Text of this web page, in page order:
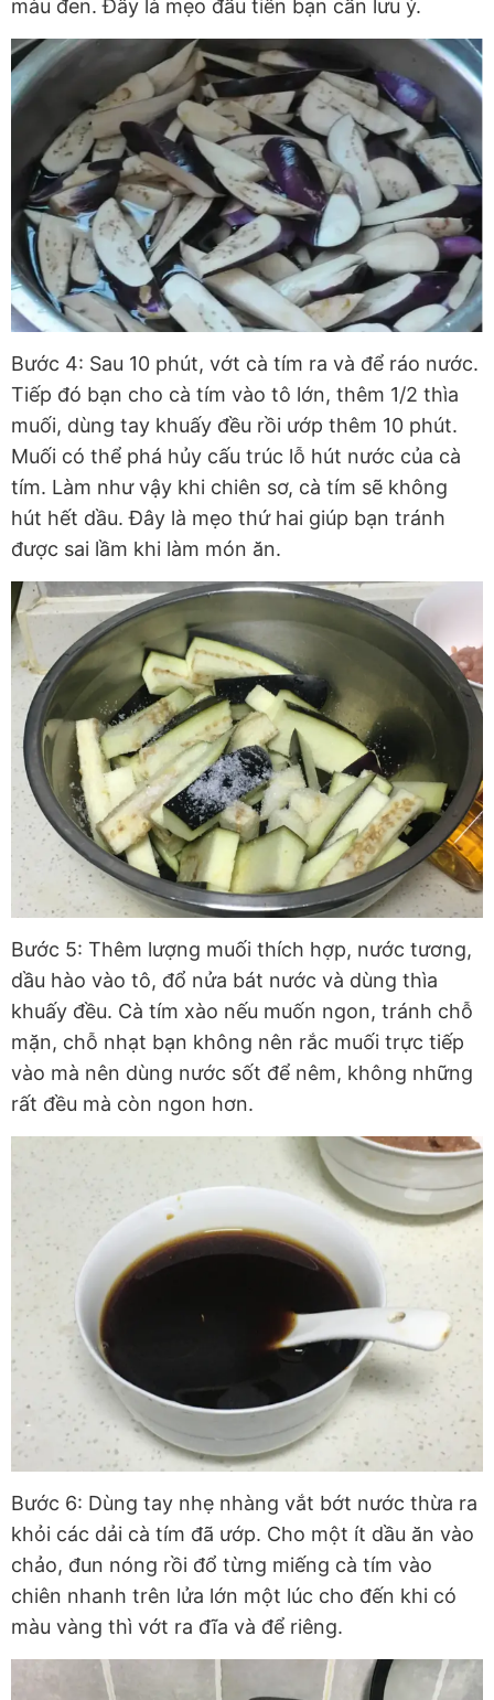
màu đen. Đây là mẹo đầu tiên bạn cần lưu ý.
Bước 4: Sau 10 phút, vớt cà tím ra và để ráo nước.
Tiếp đó bạn cho cà tím vào tô lớn, thêm 1/2 thìa
muối, dùng tay khuấy đều rồi ướp thêm 10 phút.
Muối có thể phá hủy cấu trúc lỗ hút nước của cà
tím. Làm như vậy khi chiên sơ, cà tím sẽ không
hút hết dầu. Đây là mẹo thứ hai giúp bạn tránh
được sai lầm khi làm món ăn.
Bước 5: Thêm lượng muối thích hợp, nước tương,
dầu hào vào tô, đổ nửa bát nước và dùng thìa
khuấy đều. Cà tím xào nếu muốn ngon, tránh chỗ
mặn, chỗ nhạt bạn không nên rắc muối trực tiếp
vào mà nên dùng nước sốt để nêm, không những
rất đều mà còn ngon hơn.
Bước 6: Dùng tay nhẹ nhàng vắt bớt nước thừa ra
khỏi các dải cà tím đã ướp. Cho một ít dầu ăn vào
chảo, đun nóng rồi đổ từng miếng cà tím vào
chiên nhanh trên lửa lớn một lúc cho đến khi có
màu vàng thì vớt ra đĩa và để riêng.